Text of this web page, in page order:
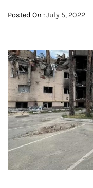
Posted On :July 5, 2022